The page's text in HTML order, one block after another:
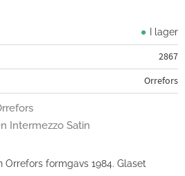
I lager
2867
Orrefors
Intermezzo Satin
formgavs 1984. Glaset